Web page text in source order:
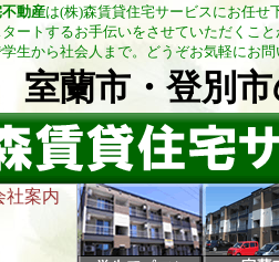
動産は(株)森賃貸住宅サービスにお任せ
ートするお手伝いをさせていただくこ
生から社会人まで。どうぞお気軽にお
室蘭市・登別